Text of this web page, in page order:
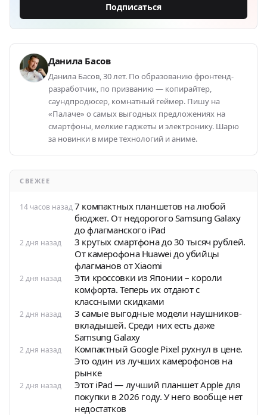
Подписаться
Данила Басов
Данила Басов, 30 лет. По образованию фронтенд-
разработчик, по призванию — копирайтер,
саундпродюсер, комнатный геймер. Пишу на
«Палаче» о самых выгодных предложениях на
смартфоны, мелкие гаджеты и электронику. Шарю
за новинки в мире технологий и аниме.
СВЕЖЕЕ
14 часов назад7 компактных планшетов на любой
бюджет. От недорогого Samsung Galaxy
до флагманского iPad
2 дня назад
3 крутых смартфона до 30 тысяч рублей.
От камерофона Huawei до убийцы
флагманов от Xiaomi
2 дня назад
Эти кроссовки из Японии – короли
комфорта. Теперь их отдают с
классными скидками
2 дня назад
3 самые выгодные модели наушников-
вкладышей. Среди них есть даже
Samsung Galaxy
2 дня назад
Компактный Google Pixel рухнул в цене.
Это один из лучших камерофонов на
рынке
2 дня назад
Этот iPad — лучший планшет Apple для
покупки в 2026 году. У него вообще нет
недостатков